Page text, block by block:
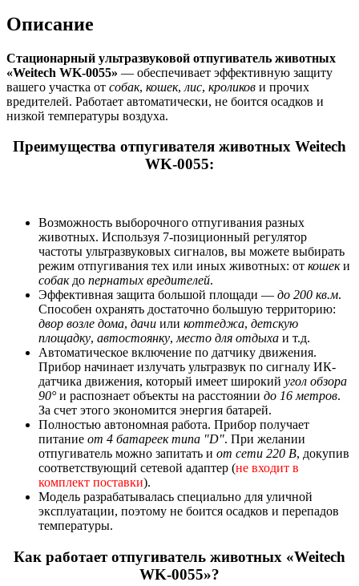
Описание
Стационарный ультразвуковой отпугиватель животных
«Weitech WK-0055» — обеспечивает эффективную защиту
вашего участка от собак, кошек, лис, кроликов и прочих
вредителей. Работает автоматически, не боится осадков и
низкой температуры воздуха.
Преимущества отпугивателя животных Weitech
WK-0055:
Возможность выборочного отпугивания разных
животных. Используя 7-позиционный регулятор
частоты ультразвуковых сигналов, вы можете выбирать
режим отпугивания тех или иных животных: от кошеки
собакдо пернатых вредителей.
Эффективная защита большой площади — до 200 кв.м.
Способен охранять достаточно большую территорию:
двор возле дома, дачи или коттеджа, детскую
площадку, автостоянку, место для отдыха и т.д.
Автоматическое включение по датчику движения.
Прибор начинает излучать ультразвук по сигналу ИК-
датчика движения, который имеет широкий угол обзора
90°и распознает объекты на расстоянии до 16 метров.
За счет этого экономится энергия батарей.
Полностью автономная работа. Прибор получает
питание от 4 батареек типа "D". При желании
отпугиватель можно запитать и от сети 220 В, докупив
соответствующий сетевой адаптер (не входит в
комплект поставки).
Модель разрабатывалась специально для уличной
эксплуатации, поэтому не боится осадков и перепадов
температуры.
Как работает отпугиватель животных «Weitech
WK-0055»?